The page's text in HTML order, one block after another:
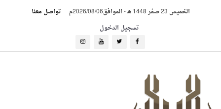
الخميس 23 صفر 1448 هـ -الموافق2026/08/06م
تواصل معنا
تسجيل الدخول